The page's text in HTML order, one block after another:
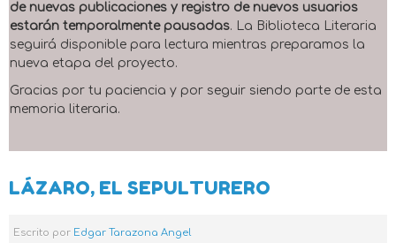
de nuevas publicaciones y registro de nuevos usuarios
estarán temporalmente pausadas. La Biblioteca Literaria
seguirá disponible para lectura mientras preparamos la
nueva etapa del proyecto.
Gracias por tu paciencia y por seguir siendo parte de esta
memoria literaria.
LÁZARO, EL SEPULTURERO
Escrito por Edgar Tarazona Angel